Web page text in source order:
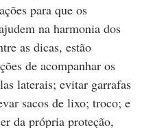
para que os
na harmonia dos
as dicas, estão
de acompanhar os
laterais; evitar garrafas
sacos de lixo; troco; e
da própria proteção,